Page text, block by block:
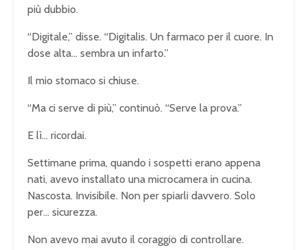
più dubbio.
“Digitale,” disse. “Digitalis. Un farmaco per il cuore. In
dose alta… sembra un infarto.”
Il mio stomaco si chiuse.
“Ma ci serve di più,” continuò. “Serve la prova.”
E lì… ricordai.
Settimane prima, quando i sospetti erano appena
nati, avevo installato una microcamera in cucina.
Nascosta. Invisibile. Non per spiarli davvero. Solo
per… sicurezza.
Non avevo mai avuto il coraggio di controllare.